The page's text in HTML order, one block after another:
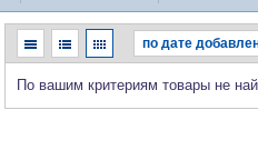
По вашим критериям товары не